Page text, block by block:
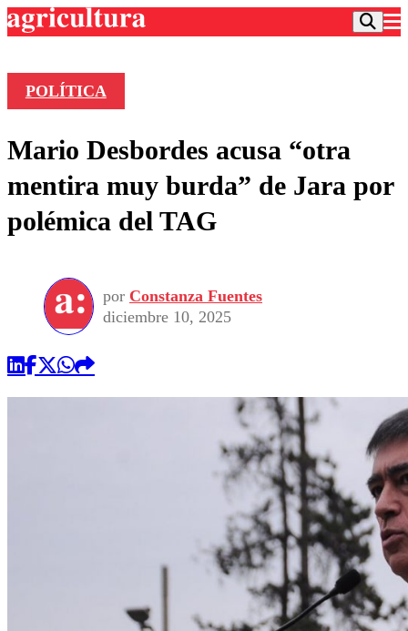
Frecuencias
Agricultura TV
Deportes
Colo Colo
Seleccion Chilena
Torneo Internacional
Universidad de Chile
Entretención
Economía
Internacional
Sustentabilidad
Publicaciones en medios
Opinión
POLÍTICA
Mario Desbordes acusa “otra
mentira muy burda” de Jara por
polémica del TAG
por Constanza Fuentes
diciembre 10, 2025